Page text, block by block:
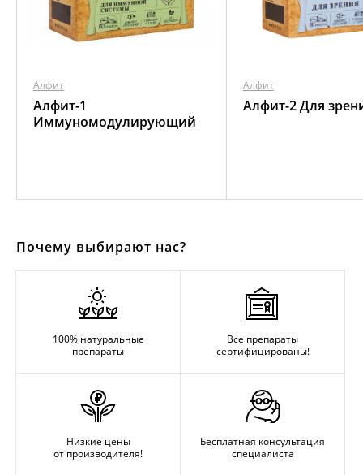
Алфит
Алфит-1
Иммуномодулирующий
Алфит
Алфит-2 Для
Почему выбирают нас?
100% натуральные
препараты
Все препараты
сертифицированы!
Низкие цены
от производителя!
Бесплатная консультация
специалиста